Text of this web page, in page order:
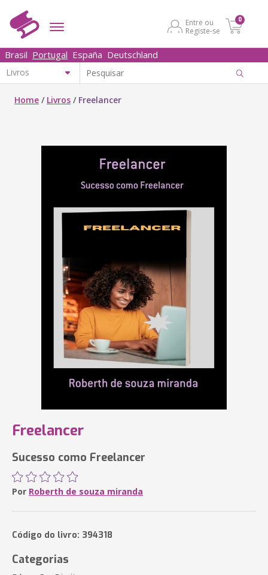
Entre ou
Registe-se
0
Brasil Portugal España Deutschland
Home / Livros / Freelancer
Freelancer
Sucesso como Freelancer
Por Roberth de souza miranda
Código do livro: 394318
Categorias